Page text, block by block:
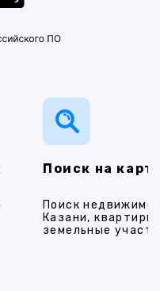
Поиск на
Поиск
Казани,
земельные